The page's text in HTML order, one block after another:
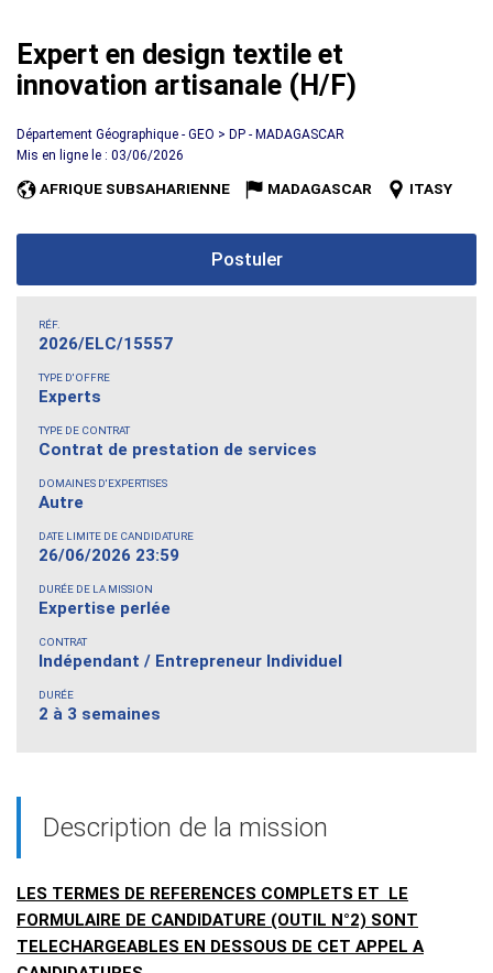
Expert en design textile et
innovation artisanale (H/F)
Département Géographique - GEO > DP - MADAGASCAR
Mis en ligne le : 03/06/2026
AFRIQUE SUBSAHARIENNE MADAGASCAR ITASY
Postuler
RÉF.
2026/ELC/15557
TYPE D'OFFRE
Experts
TYPE DE CONTRAT
Contrat de prestation de services
DOMAINES D'EXPERTISES
Autre
DATE LIMITE DE CANDIDATURE
26/06/2026 23:59
DURÉE DE LA MISSION
Expertise perlée
CONTRAT
Indépendant / Entrepreneur Individuel
DURÉE
2 à 3 semaines
Description de la mission
LES TERMES DE REFERENCES COMPLETS ET LE
FORMULAIRE DE CANDIDATURE (OUTIL N°2) SONT
TELECHARGEABLES EN DESSOUS DE CET APPEL A